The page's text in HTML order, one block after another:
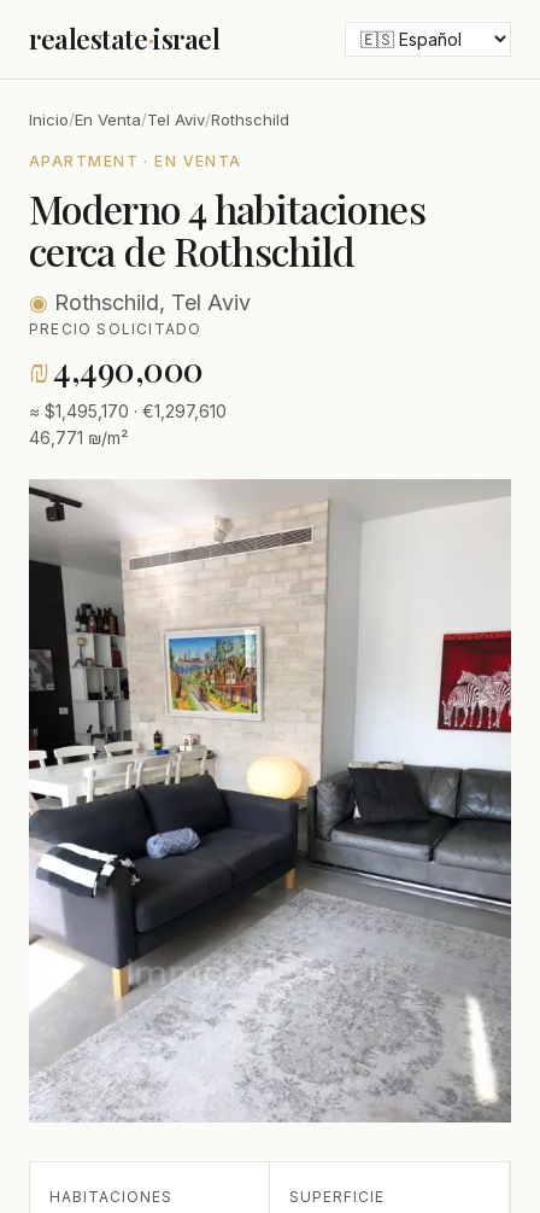
realestate·israel
Inicio/En Venta/Tel Aviv/Rothschild
APARTMENT · EN VENTA
Moderno 4 habitaciones
cerca de Rothschild
◉ Rothschild, Tel Aviv
PRECIO SOLICITADO
₪4,490,000
≈ $1,495,170 · €1,297,610
46,771 ₪/m²
HABITACIONES SUPERFICIE